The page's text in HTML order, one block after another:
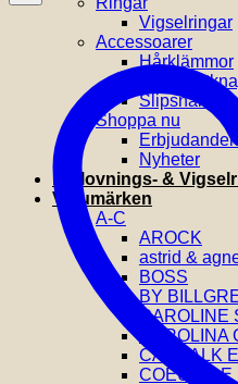
Vigselringar
Accessoarer
Hårklämmor
Slipsnålar
Shoppa nu
Erbjudanden
Nyheter
Förlovnings- &
Varumärken
A-C
AROCK
astrid &
BOSS
BY
CAROLINE
CAROLINA
CATWALK
COEUR DE